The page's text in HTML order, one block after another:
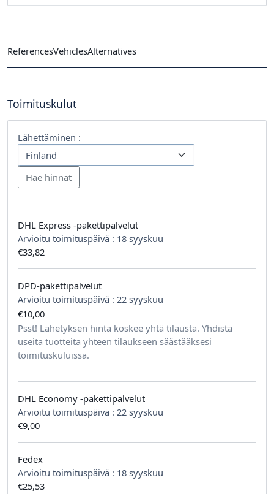
ReferencesVehiclesAlternatives
Toimituskulut
Lähettäminen :
DHL Express -pakettipalvelut
Arvioitu toimituspäivä : 18 syyskuu
€33,82
DPD-pakettipalvelut
Arvioitu toimituspäivä : 22 syyskuu
€10,00
Psst! Lähetyksen hinta koskee yhtä tilausta. Yhdistä
useita tuotteita yhteen tilaukseen säästääksesi
toimituskuluissa.
DHL Economy -pakettipalvelut
Arvioitu toimituspäivä : 22 syyskuu
€9,00
Fedex
Arvioitu toimituspäivä : 18 syyskuu
€25,53